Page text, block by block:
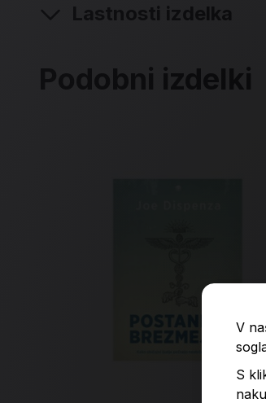
Lastnosti izdelka
Podobni izdelki
V
S